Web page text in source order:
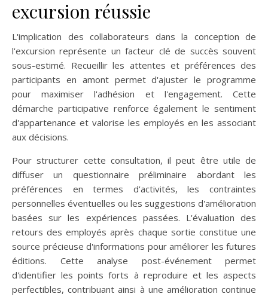
excursion réussie
L'implication des collaborateurs dans la conception de
l'excursion représente un facteur clé de succès souvent
sous-estimé. Recueillir les attentes et préférences des
participants en amont permet d'ajuster le programme
pour maximiser l'adhésion et l'engagement. Cette
démarche participative renforce également le sentiment
d'appartenance et valorise les employés en les associant
aux décisions.
Pour structurer cette consultation, il peut être utile de
diffuser un questionnaire préliminaire abordant les
préférences en termes d'activités, les contraintes
personnelles éventuelles ou les suggestions d'amélioration
basées sur les expériences passées. L'évaluation des
retours des employés après chaque sortie constitue une
source précieuse d'informations pour améliorer les futures
éditions. Cette analyse post-événement permet
d'identifier les points forts à reproduire et les aspects
perfectibles, contribuant ainsi à une amélioration continue